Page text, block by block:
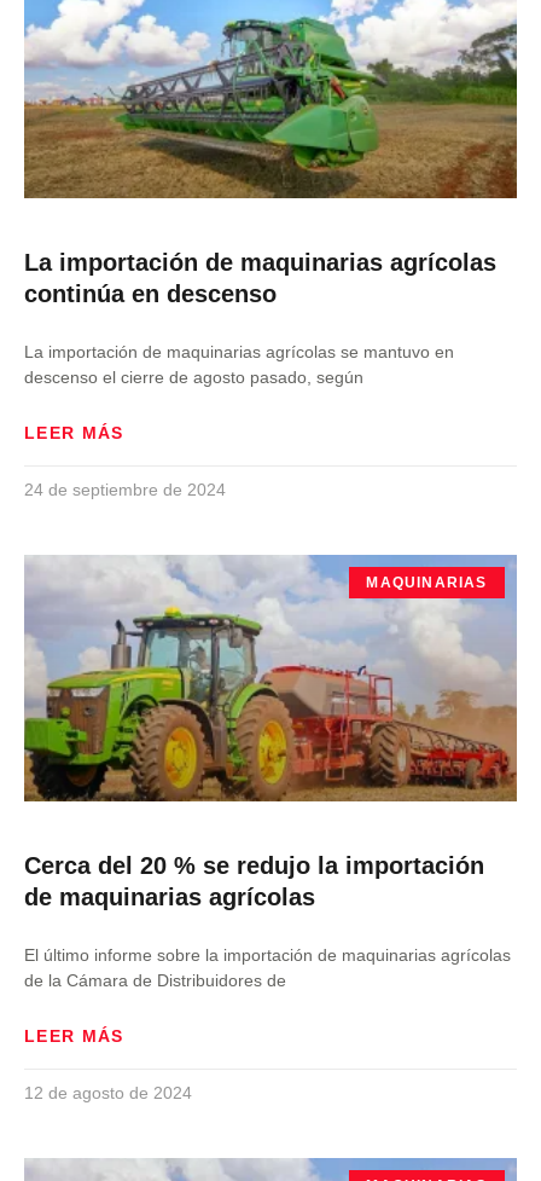
La importación de maquinarias agrícolas
continúa en descenso
La importación de maquinarias agrícolas se mantuvo en
descenso el cierre de agosto pasado, según
LEER MÁS
24 de septiembre de 2024
MAQUINARIAS
Cerca del 20 % se redujo la importación
de maquinarias agrícolas
El último informe sobre la importación de maquinarias agrícolas
de la Cámara de Distribuidores de
LEER MÁS
12 de agosto de 2024